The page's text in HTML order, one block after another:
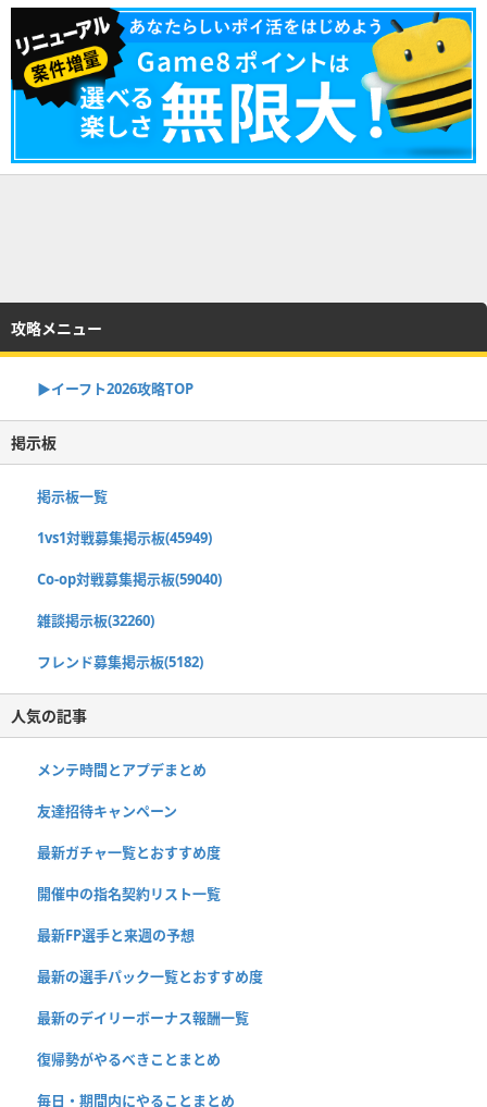
攻略メニュー
▶イーフト2026攻略TOP
掲示板
掲示板一覧
1vs1対戦募集掲示板(45949)
Co-op対戦募集掲示板(59040)
雑談掲示板(32260)
フレンド募集掲示板(5182)
人気の記事
メンテ時間とアプデまとめ
友達招待キャンペーン
最新ガチャ一覧とおすすめ度
開催中の指名契約リスト一覧
最新FP選手と来週の予想
最新の選手パック一覧とおすすめ度
最新のデイリーボーナス報酬一覧
復帰勢がやるべきことまとめ
毎日・期間内にやることまとめ